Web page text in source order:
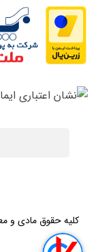
کلیه حقوق مادی و